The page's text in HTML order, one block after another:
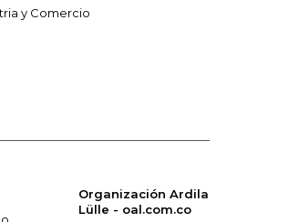
y Comercio
Organización Ardila
Lülle - oal.com.co